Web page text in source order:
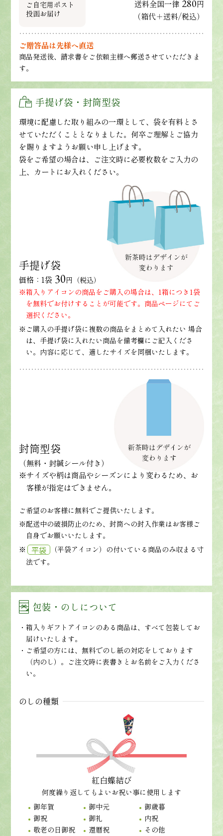
ご自宅用ポスト
投函お届け
送料全国一律 280円
（箱代＋送料/税込）
ご贈答品は先様へ直送
商品発送後、請求書をご依頼主様へ郵送させていただきま
す。
手提げ袋・封筒型袋
環境に配慮した取り組みの一環として、袋を有料とさ
せていただくこととなりました。何卒ご理解とご協力
を賜りますようお願い申し上げます。
袋をご希望の場合は、ご注文時に必要枚数をご入力の
上、カートにお入れください。
手提げ袋
価格：1袋 30円（税込）
※箱入りアイコンの商品をご購入の場合は、1箱につき1袋
を無料でお付けすることが可能です。商品ページにてご
選択ください。
※ご購入の手提げ袋に複数の商品をまとめて入れたい 場合
は、手提げ袋に入れたい商品を備考欄にご記入くださ
い。内容に応じて、適したサイズを同梱いたします。
封筒型袋
（無料・封緘シール付き）
※サイズや柄は商品やシーズンにより変わるため、お
客様が指定はできません。
ご希望のお客様に無料でご提供いたします。
※配送中の破損防止のため、封筒への封入作業はお客様ご
自身でお願いいたします。
※
平袋
（平袋アイコン）の付いている商品のみ収まる寸
法です。
包装・のしについて
箱入りギフトアイコンのある商品は、すべて包装してお
届けいたします。
ご希望の方には、無料でのし紙の対応をしております
（内のし）。ご注文時に表書きとお名前をご入力くださ
い。
のしの種類
紅白蝶結び
何度繰り返してもよいお祝い事に使用します
御年賀
御中元
御歳暮
御祝
御礼
内祝
敬老の日御祝
還暦祝 その他